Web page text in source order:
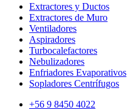
Extractores y Ductos
Extractores de Muro
Ventiladores
Aspiradores
Turbocalefactores
Nebulizadores
Enfriadores Evaporativos
Sopladores Centrífugos
+56 9 8450 4022